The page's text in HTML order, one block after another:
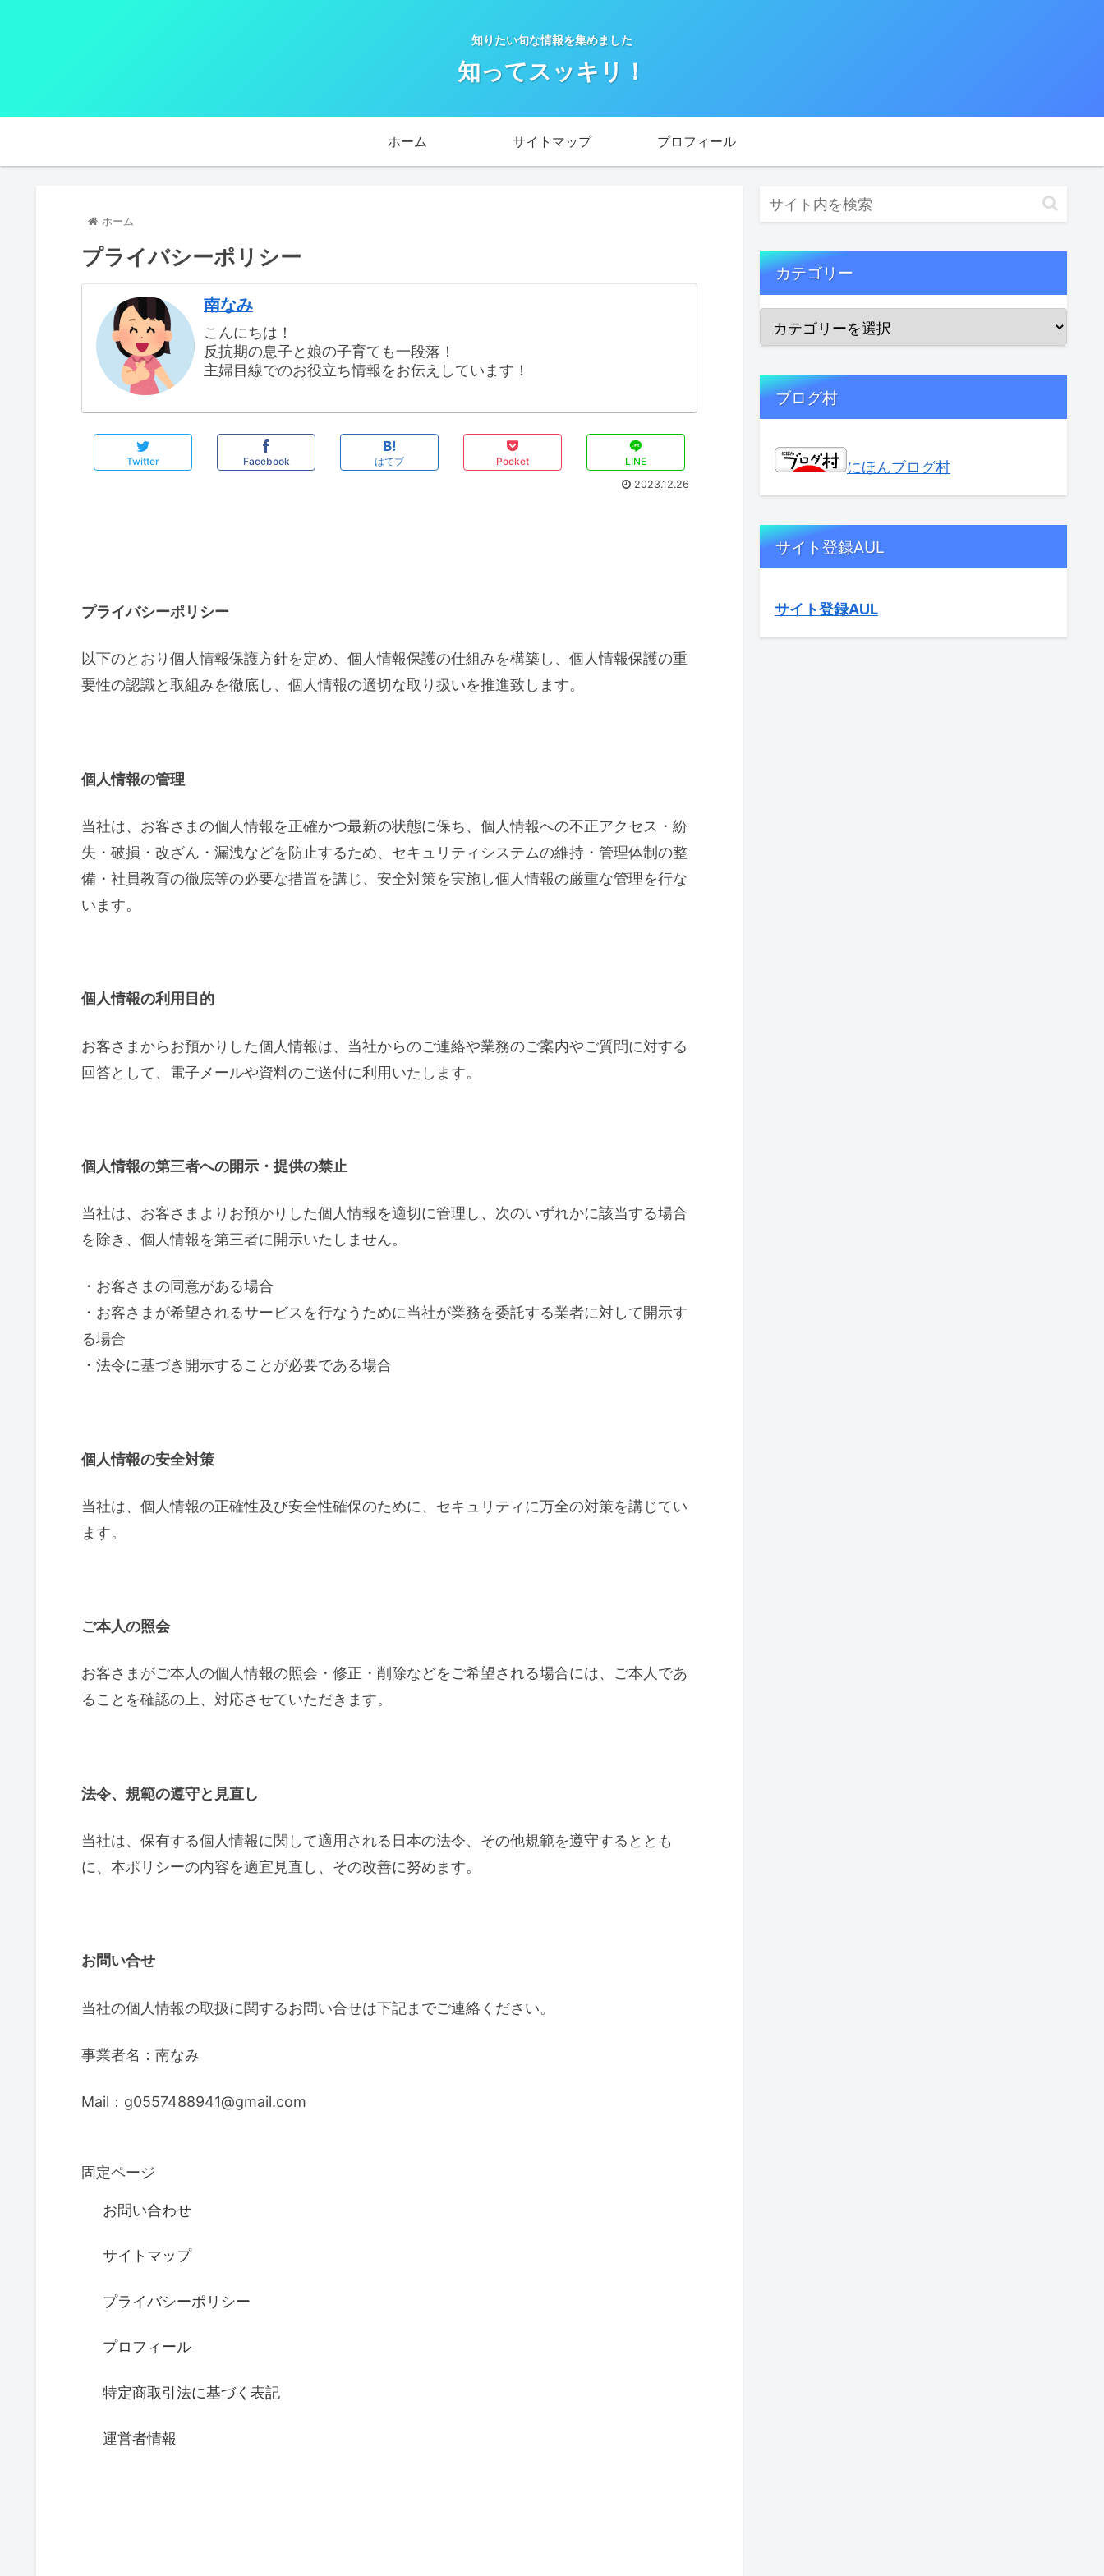
知りたい旬な情報を集めました
知ってスッキリ！
ホーム サイトマップ プロフィール
ホーム
プライバシーポリシー
南なみ
こんにちは！
反抗期の息子と娘の子育ても一段落！
主婦目線でのお役立ち情報をお伝えしています！
Twitter Facebook はてブ Pocket
LINE
2023.12.26
プライバシーポリシー
以下のとおり個人情報保護方針を定め、個人情報保護の仕組みを構築し、個人情報保護の重
要性の認識と取組みを徹底し、個人情報の適切な取り扱いを推進致します。
個人情報の管理
当社は、お客さまの個人情報を正確かつ最新の状態に保ち、個人情報への不正アクセス・紛
失・破損・改ざん・漏洩などを防止するため、セキュリティシステムの維持・管理体制の整
備・社員教育の徹底等の必要な措置を講じ、安全対策を実施し個人情報の厳重な管理を行な
います。
個人情報の利用目的
お客さまからお預かりした個人情報は、当社からのご連絡や業務のご案内やご質問に対する
回答として、電子メールや資料のご送付に利用いたします。
個人情報の第三者への開示・提供の禁止
当社は、お客さまよりお預かりした個人情報を適切に管理し、次のいずれかに該当する場合
を除き、個人情報を第三者に開示いたしません。
・お客さまの同意がある場合
・お客さまが希望されるサービスを行なうために当社が業務を委託する業者に対して開示す
る場合
・法令に基づき開示することが必要である場合
個人情報の安全対策
当社は、個人情報の正確性及び安全性確保のために、セキュリティに万全の対策を講じてい
ます。
ご本人の照会
お客さまがご本人の個人情報の照会・修正・削除などをご希望される場合には、ご本人であ
ることを確認の上、対応させていただきます。
法令、規範の遵守と見直し
当社は、保有する個人情報に関して適用される日本の法令、その他規範を遵守するととも
に、本ポリシーの内容を適宜見直し、その改善に努めます。
お問い合せ
当社の個人情報の取扱に関するお問い合せは下記までご連絡ください。
事業者名：南なみ
Mail：g0557488941@gmail.com
固定ページ
お問い合わせ
サイトマップ
プライバシーポリシー
プロフィール
特定商取引法に基づく表記
運営者情報
カテゴリー
ブログ村
にほんブログ村
サイト登録AUL
サイト登録AUL